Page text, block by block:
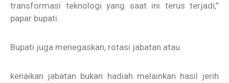
transformasi teknologi yang saat ini terus terjadi,”
papar bupati.
Bupati juga menegaskan, rotasi jabatan atau
kenaikan jabatan bukan hadiah melainkan hasil jerih